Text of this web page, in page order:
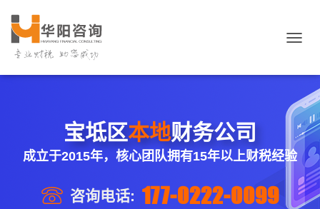
导
宝坻区本地财务公司
成立于2015年，核心团队拥有15年以上财税经验
咨询电话: 177-0222-0099